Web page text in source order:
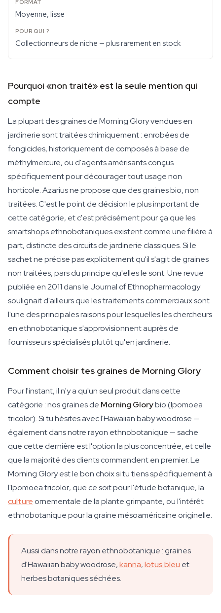
Moyenne, lisse
Collectionneurs de niche — plus rarement en stock
Pourquoi «non traité» est la seule mention qui
compte
La plupart des graines de Morning Glory vendues en
jardinerie sont traitées chimiquement : enrobées de
fongicides, historiquement de composés à base de
méthylmercure, ou d'agents amérisants conçus
spécifiquement pour décourager tout usage non
horticole. Azarius ne propose que des graines bio, non
traitées. C'est le point de décision le plus important de
cette catégorie, et c'est précisément pour ça que les
smartshops ethnobotaniques existent comme une filière à
part, distincte des circuits de jardinerie classiques. Si le
sachet ne précise pas explicitement qu'il s'agit de graines
non traitées, pars du principe qu'elles le sont. Une revue
publiée en 2011 dans le Journal of Ethnopharmacology
soulignait d'ailleurs que les traitements commerciaux sont
l'une des principales raisons pour lesquelles les chercheurs
en ethnobotanique s'approvisionnent auprès de
fournisseurs spécialisés plutôt qu'en jardinerie.
Comment choisir tes graines de Morning Glory
Pour l'instant, il n'y a qu'un seul produit dans cette
catégorie : nos graines de Morning Glorybio (Ipomoea
tricolor). Si tu hésites avec l'Hawaiian baby woodrose —
également dans notre rayon ethnobotanique — sache
que cette dernière est l'option la plus concentrée, et celle
que la majorité des clients commandent en premier. Le
Morning Glory est le bon choix si tu tiens spécifiquement à
l'Ipomoea tricolor, que ce soit pour l'étude botanique, la
culture ornementale de la plante grimpante, ou l'intérêt
ethnobotanique pour la graine mésoaméricaine originelle.
Aussi dans notre rayon ethnobotanique : graines
d'Hawaiian baby woodrose,kanna,lotus bleu et
herbes botaniques séchées.